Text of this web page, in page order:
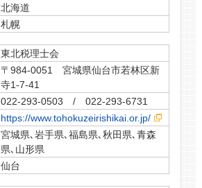
北海道
札幌
東北税理士会
〒984-0051 宮城県仙台市若林区新
寺1-7-41
022-293-0503 / 022-293-6731
https://www.tohokuzeirishikai.or.jp/
宮城県､岩手県､福島県､秋田県､青森
県､山形県
仙台